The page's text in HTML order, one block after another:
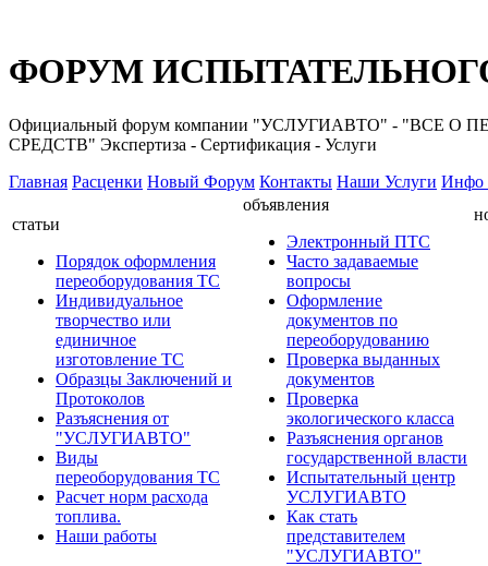
ФОРУМ
Официальный форум компании "УСЛУГИАВТО" -
СРЕДСТВ" Экспертиза - Сертификация - Услуги
Главная Расценки Новый Форум Контакты Наши Услуги Инфо
статьи
Порядок оформления
переоборудования ТС
Индивидуальное
творчество или
единичное
изготовление ТС
Образцы Заключений и
Протоколов
Разъяснения от
"УСЛУГИАВТО"
Виды
переоборудования ТС
Расчет норм расхода
топлива.
Наши работы
объявления
Электронный ПТС
Часто задаваемые
вопросы
Оформление
документов по
переоборудованию
Проверка выданных
документов
Проверка
экологического класса
Разъяснения органов
государственной власти
Испытательный центр
УСЛУГИАВТО
Как стать
представителем
"УСЛУГИАВТО"